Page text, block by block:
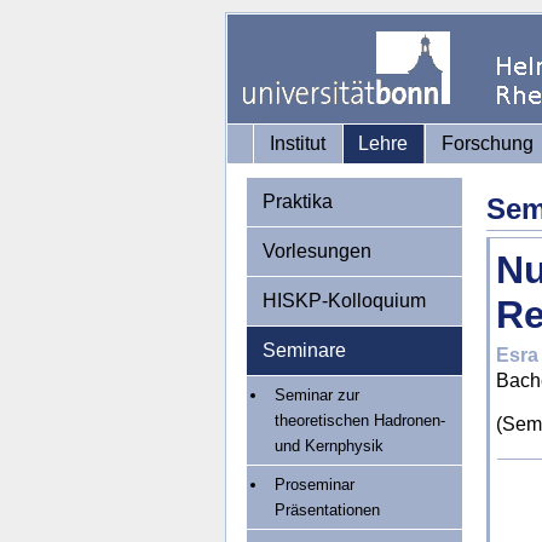
Institut Lehre Forschung
Praktika
Vorlesungen
HISKP-Kolloquium
Seminare
Seminar zur
theoretischen Hadronen-
und Kernphysik
Proseminar
Präsentationen